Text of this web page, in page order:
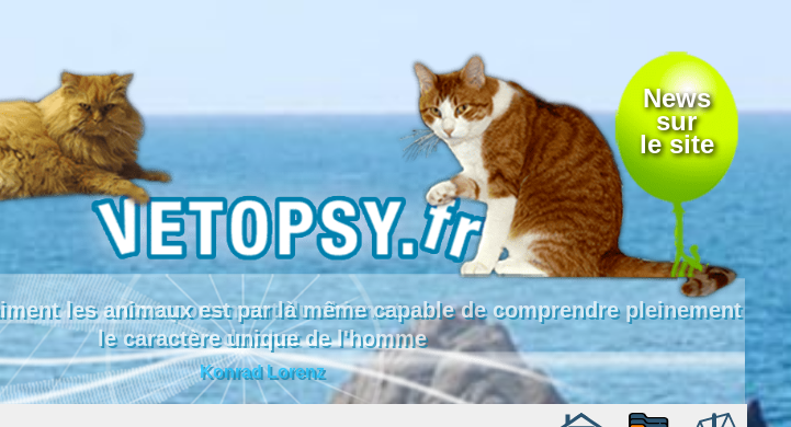
News
sur
le site
les animaux est par là même capable de comprendre pleinement
le caractère unique de l'homme
Konrad Lorenz